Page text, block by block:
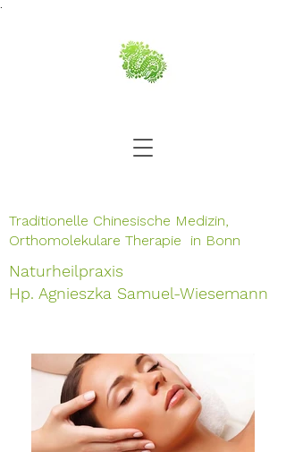
Traditionelle Chinesische Medizin,
Orthomolekulare Therapie in Bonn
Naturheilpraxis
Hp. Agnieszka Samuel-Wiesemann